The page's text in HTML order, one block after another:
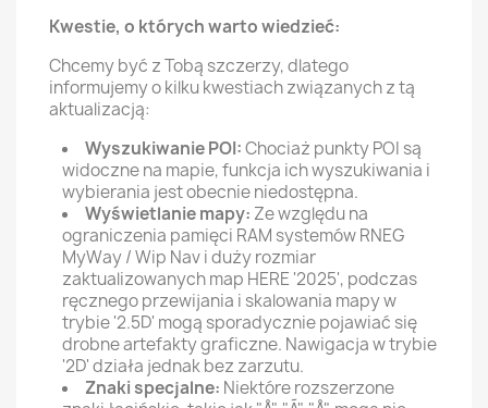
Kwestie, o których warto wiedzieć:
Chcemy być z Tobą szczerzy, dlatego
informujemy o kilku kwestiach związanych z tą
aktualizacją:
Wyszukiwanie POI:Chociaż punkty POI są
widoczne na mapie, funkcja ich wyszukiwania i
wybierania jest obecnie niedostępna.
Wyświetlanie mapy: Ze względu na
ograniczenia pamięci RAM systemów RNEG
MyWay / Wip Nav i duży rozmiar
zaktualizowanych map HERE '2025', podczas
ręcznego przewijania i skalowania mapy w
trybie '2.5D' mogą sporadycznie pojawiać się
drobne artefakty graficzne. Nawigacja w trybie
'2D' działa jednak bez zarzutu.
Znaki specjalne: Niektóre rozszerzone